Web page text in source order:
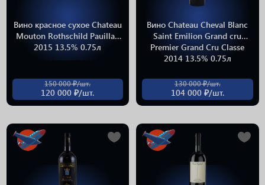
Вино красное сухое Chateau
Mouton Rothschild Pauillac
2015 13.5% 0.75л
150 000 ₽/шт.
120 000 ₽/шт.
Вино Chateau Cheval Blanc
Saint Emilion Grand cru
Premier Grand Cru Classe
2014 13.5% 0.75л
130 000 ₽/шт.
104 000 ₽/шт.